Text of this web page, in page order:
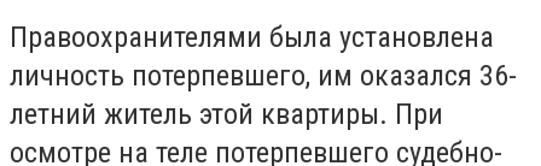
Правоохранителями была установлена
личность потерпевшего, им оказался 36-
летний житель этой квартиры. При
осмотре на теле потерпевшего судебно-